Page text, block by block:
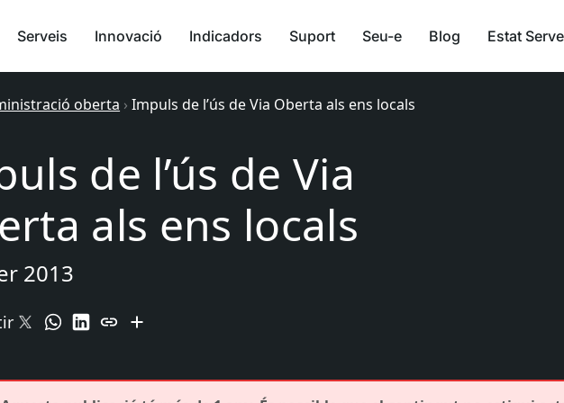
Serveis Innovació Indicadors Suport Seu-e Blog Estat
oberta ›Impuls de l’ús de Via Oberta als ens locals
de l’ús de Via
als ens locals
2013